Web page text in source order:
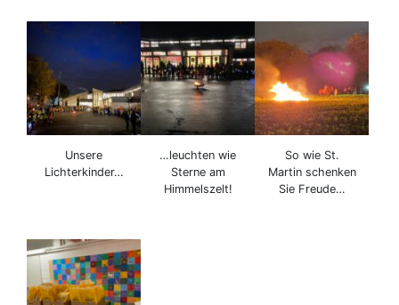
Unsere
Lichterkinder…
…leuchten wie
Sterne am
Himmelszelt!
So wie St.
Martin schenken
Sie Freude…